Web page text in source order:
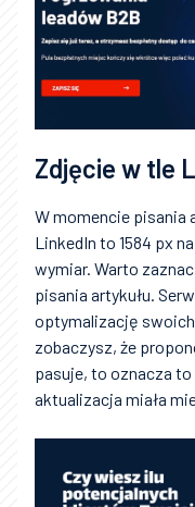
Zdjęcie w tle
W momencie pisania
LinkedIn to 1584 px
wymiar. Warto
pisania artykułu.
optymalizację
zobaczysz, że
pasuje, to oznacza to
aktualizacja miała